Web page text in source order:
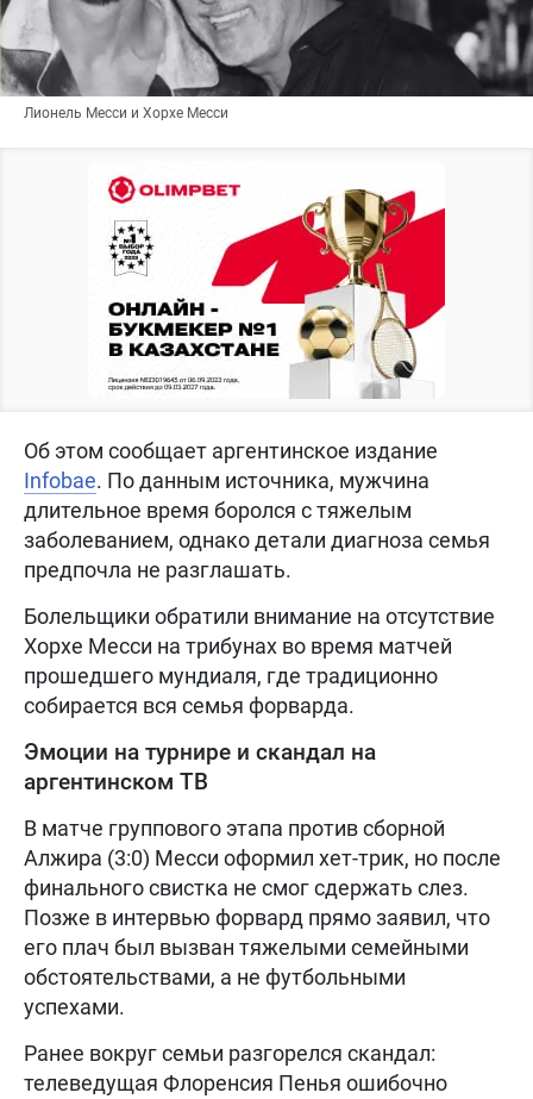
Лионель Месси и Хорхе Месси
Об этом сообщает аргентинское издание
Infobae. По данным источника, мужчина
длительное время боролся с тяжелым
заболеванием, однако детали диагноза семья
предпочла не разглашать.
Болельщики обратили внимание на отсутствие
Хорхе Месси на трибунах во время матчей
прошедшего мундиаля, где традиционно
собирается вся семья форварда.
Эмоции на турнире и скандал на
аргентинском ТВ
В матче группового этапа против сборной
Алжира (3:0) Месси оформил хет-трик, но после
финального свистка не смог сдержать слез.
Позже в интервью форвард прямо заявил, что
его плач был вызван тяжелыми семейными
обстоятельствами, а не футбольными
успехами.
Ранее вокруг семьи разгорелся скандал:
телеведущая Флоренсия Пенья ошибочно